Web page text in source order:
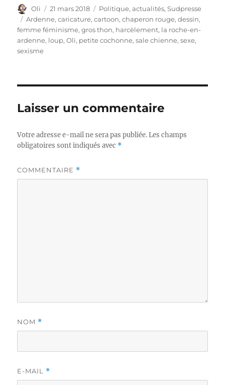
Auteur
Oli
Publié
le
21 mars 2018 Catégories
Politique, actualités,Sudpresse
Étiquettes
Ardenne,caricature,cartoon,chaperon rouge,dessin,
femme féminisme,gros thon, harcèlement, la roche-en-
ardenne, loup,Oli, petite cochonne,sale chienne,sexe,
sexisme
Laisser un commentaire
Votre adresse e-mail ne sera pas publiée. Les champs
obligatoires sont indiqués avec *
COMMENTAIRE *
NOM *
E-MAIL *